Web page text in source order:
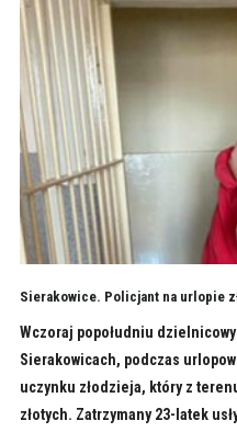
Sierakowice. Policjant na urlopie
Wczoraj popołudniu
Sierakowicach, podczas
uczynku złodzieja, który z
złotych. Zatrzymany 23-latek